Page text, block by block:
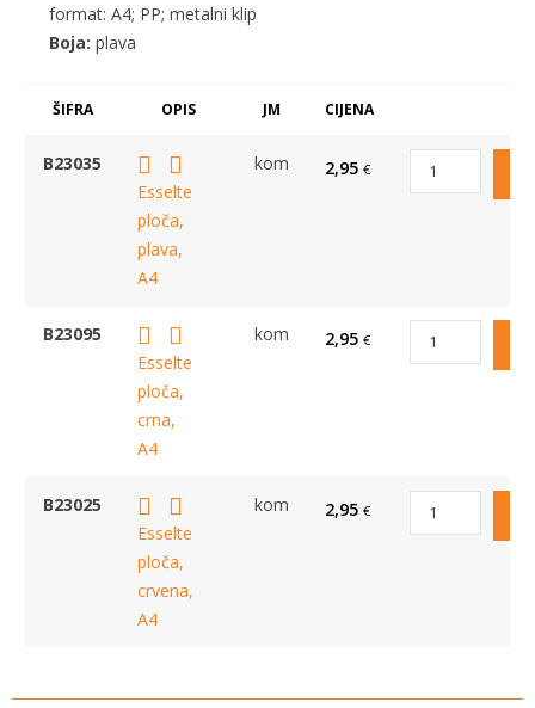
format: A4; PP; metalni klip
Boja: plava
ŠIFRA OPIS JM CIJENA
B23035
Esselte
ploča,
plava,
A4
kom 2,95 €
B23095
Esselte
ploča,
crna,
A4
kom 2,95 €
B23025
Esselte
ploča,
crvena,
A4
kom 2,95 €